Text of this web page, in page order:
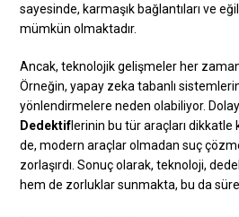
sayesinde, karmaşık bağlantıları ve
mümkün olmaktadır.
Ancak, teknolojik gelişmeler her
Örneğin, yapay zeka tabanlı
yönlendirmelere neden olabiliyor.
Dedektiflerinin bu tür araçları dikkatle
de, modern araçlar olmadan suç
zorlaşırdı. Sonuç olarak, teknoloji,
hem de zorluklar sunmakta, bu da